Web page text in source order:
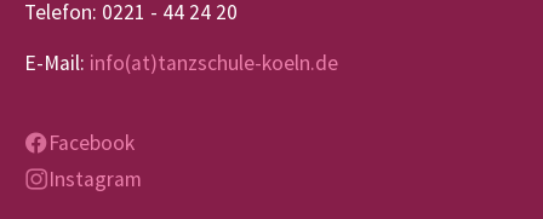
Telefon: 0221 - 44 24 20
E-Mail: info(at)tanzschule-koeln.de
Facebook
Instagram